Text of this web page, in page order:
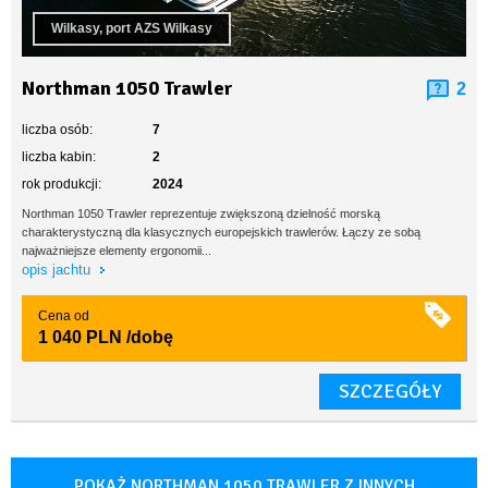
Wilkasy, port AZS Wilkasy
Northman 1050 Trawler 2
liczba osób:
7
liczba kabin:
2
rok produkcji:
2024
Northman 1050 Trawler reprezentuje zwiększoną dzielność morską
charakterystyczną dla klasycznych europejskich trawlerów. Łączy ze sobą
najważniejsze elementy ergonomii...
opis jachtu
Cena od
1 040 PLN /dobę
SZCZEGÓŁY